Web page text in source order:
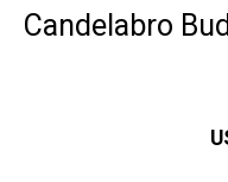
Candelabro